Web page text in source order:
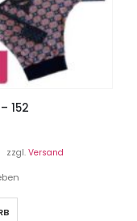
152
zzgl. Versand